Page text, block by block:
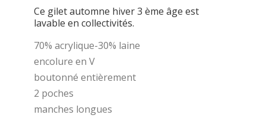
Ce gilet automne hiver 3 ème âge est
lavable en collectivités.
70% acrylique-30% laine
encolure en V
boutonné entièrement
2 poches
manches longues